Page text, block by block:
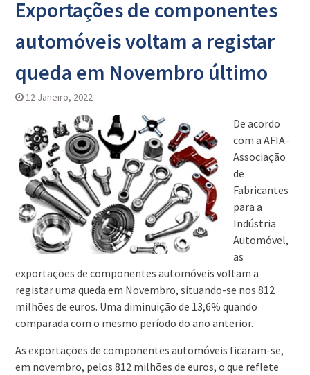
Exportações de componentes
automóveis voltam a registar
queda em Novembro último
12 Janeiro, 2022
De acordo
com a AFIA-
Associação
de
Fabricantes
para a
Indústria
Automóvel,
as
exportações de componentes automóveis voltam a
registar uma queda em Novembro, situando-se nos 812
milhões de euros. Uma diminuição de 13,6% quando
comparada com o mesmo período do ano anterior.
As exportações de componentes automóveis ficaram-se,
em novembro, pelos 812 milhões de euros, o que reflete